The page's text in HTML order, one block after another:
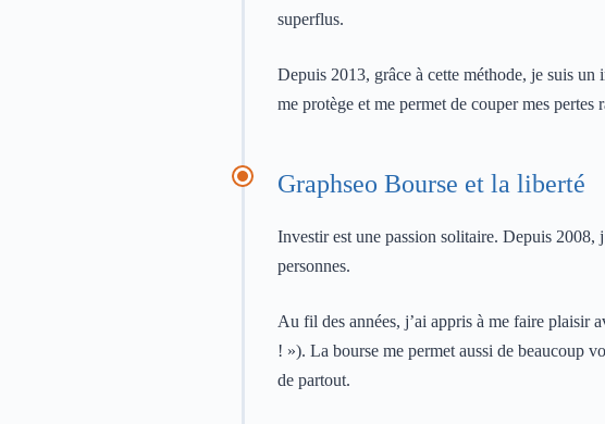
superflus.
Depuis 2013, grâce à cette méthode, je suis
me protège et me permet de couper mes
Graphseo Bourse et la liberté
Investir est une passion solitaire. Depuis 2008,
personnes.
Au fil des années, j’ai appris à me faire plaisir
! »). La bourse me permet aussi de beaucoup
de partout.